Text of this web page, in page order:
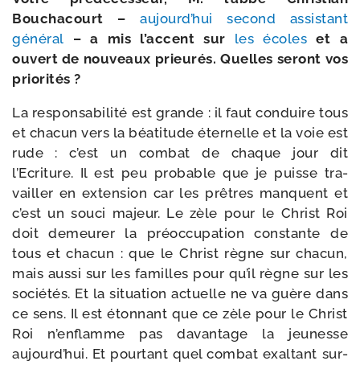
Bouchacourt – aujourd’hui second assis­tant
géné­ral – a mis l’accent sur les écoles et a
ouvert de nou­veaux prieu­rés. Quelles seront vos
priorités ?
La res­pon­sa­bi­li­té est grande : il faut conduire tous
et cha­cun vers la béa­ti­tude éter­nelle et la voie est
rude : c’est un com­bat de chaque jour dit
l’Ecriture. Il est peu pro­bable que je puisse tra­
vailler en exten­sion car les prêtres manquent et
c’est un sou­ci majeur. Le zèle pour le Christ Roi
doit demeu­rer la pré­oc­cu­pa­tion constante de
tous et cha­cun : que le Christ règne sur cha­cun,
mais aus­si sur les familles pour qu’il règne sur les
socié­tés. Et la situa­tion actuelle ne va guère dans
ce sens. Il est éton­nant que ce zèle pour le Christ
Roi n’enflamme pas davan­tage la jeu­nesse
aujourd’hui. Et pour­tant quel com­bat exal­tant sur­